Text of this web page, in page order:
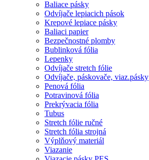
Baliace pásky
Odvíjače lepiacich pások
Krepové lepiace pásky
Baliaci papier
Bezpečnostné plomby
Bublinková fólia
Lepenky
Odvíjače stretch fólie
Odvíjače, páskovače, viaz.pásky
Penová fólia
Potravinová fólia
Prekrývacia fólia
Tubus
Stretch fólie ručné
Stretch fólia strojná
Výplňový materiál
Viazanie